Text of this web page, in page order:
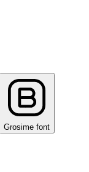
Grosime font